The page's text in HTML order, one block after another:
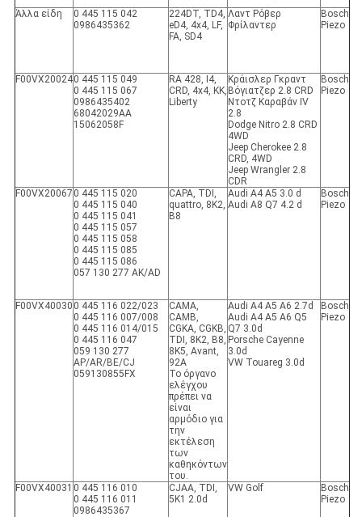
Άλλα είδη
0 445 115 042
0986435362
224DT, TD4,
eD4, 4x4, LF,
FA, SD4
Λαντ Ρόβερ
Φρίλαντερ
Bosch
Piezo
F00VX200240 445 115 049
0 445 115 067
0986435402
68042029AA
15062058F
RA 428, I4,
CRD, 4x4, KK,
Liberty
Κράισλερ Γκραντ
Βόγιατζερ 2.8 CRD
Ντοτζ Καραβάν IV
2.8
Dodge Nitro 2.8 CRD
4WD
Jeep Cherokee 2.8
CRD, 4WD
Jeep Wrangler 2.8
CDR
Bosch
Piezo
F00VX20067 0 445 115 020
0 445 115 040
0 445 115 041
0 445 115 057
0 445 115 058
0 445 115 085
0 445 115 086
057 130 277 AK/AD
CAPA, TDI,
quattro, 8K2,
B8
Audi A4 A5 3.0 d
Audi A8 Q7 4.2 d
Bosch
Piezo
F00VX40030 0 445 116 022/023
0 445 116 007/008
0 445 116 014/015
0 445 116 047
059 130 277
AP/AR/BE/CJ
059130855FX
CAMA,
CAMB,
CGKA, CGKB,
TDI, 8K2, B8,
8K5, Avant,
92A
Το όργανο
ελέγχου
πρέπει να
είναι
αρμόδιο για
την
εκτέλεση
των
καθηκόντων
του.
Audi A4 A5 A6 2.7d
Audi A4 A5 A6 Q5
Q7 3.0d
Porsche Cayenne
3.0d
VW Touareg 3.0d
Bosch
Piezo
F00VX40031 0 445 116 010
0 445 116 011
0986435367
CJAA, TDI,
5K1 2.0d
VW Golf
Bosch
Piezo